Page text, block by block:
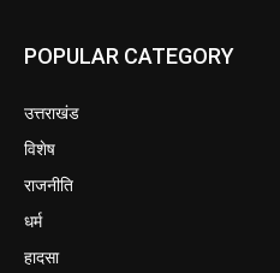
POPULAR CATEGORY
उत्तराखंड
विशेष
राजनीति
धर्म
हादसा